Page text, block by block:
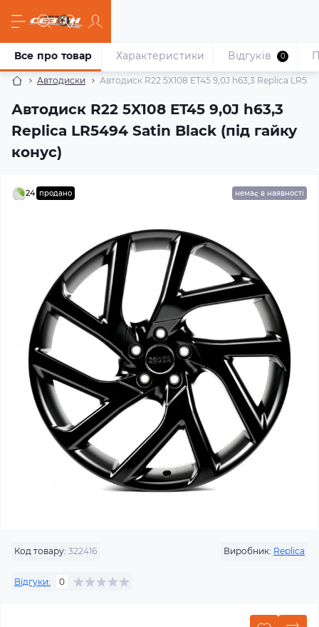
Автодиски Автодиск R22 5X108 ET45 9,0J h63,3 Replica
Автодиск R22 5X108 ET45 9,0J h63,3
Replica LR5494 Satin Black (під гайку
конус)
Все про товар Характеристики Відгуків 0
24 продано немає в наявності
Код товару: 322416 Виробник: Replica
Відгуки: 0